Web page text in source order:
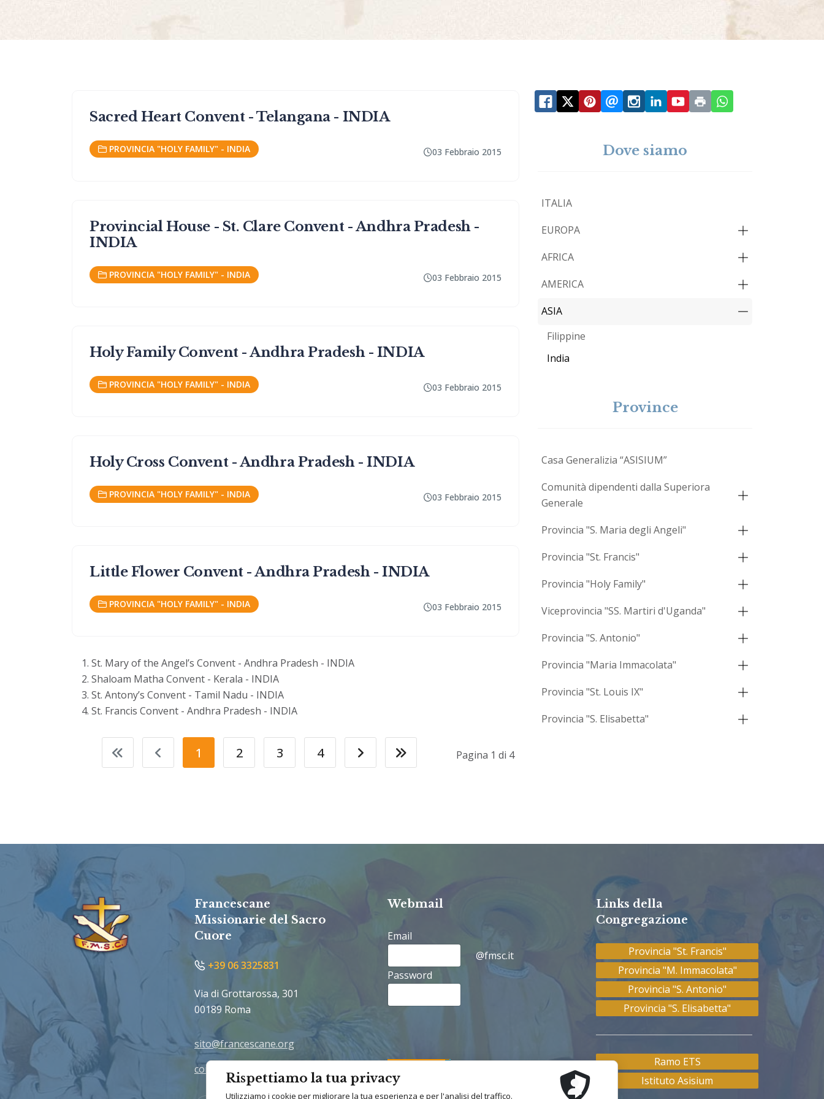
Rispettiamo la tua privacy
Utilizziamo i cookie per migliorare la tua esperienza e per l'analisi del traffico.
Sacred Heart Convent - Telangana - INDIA
PROVINCIA "HOLY FAMILY" - INDIA 03 Febbraio 2015
Provincial House - St. Clare Convent - Andhra Pradesh -
INDIA
PROVINCIA "HOLY FAMILY" - INDIA 03 Febbraio 2015
Holy Family Convent - Andhra Pradesh - INDIA
PROVINCIA "HOLY FAMILY" - INDIA 03 Febbraio 2015
Holy Cross Convent - Andhra Pradesh - INDIA
PROVINCIA "HOLY FAMILY" - INDIA 03 Febbraio 2015
Little Flower Convent - Andhra Pradesh - INDIA
PROVINCIA "HOLY FAMILY" - INDIA 03 Febbraio 2015
St. Mary of the Angel’s Convent - Andhra Pradesh - INDIA
Shaloam Matha Convent - Kerala - INDIA
St. Antony’s Convent - Tamil Nadu - INDIA
St. Francis Convent - Andhra Pradesh - INDIA
Pagina 1 di 4
1 2 3 4
Dove siamo
ITALIA
EUROPA
AFRICA
AMERICA
ASIA
Filippine
India
Province
Casa Generalizia “ASISIUM”
Comunità dipendenti dalla Superiora
Generale
Provincia "S. Maria degli Angeli"
Provincia "St. Francis"
Provincia "Holy Family"
Viceprovincia "SS. Martiri d'Uganda"
Provincia "S. Antonio"
Provincia "Maria Immacolata"
Provincia "St. Louis IX"
Provincia "S. Elisabetta"
Francescane
Missionarie del Sacro
Cuore
+39 06 3325831
Via di Grottarossa, 301
00189 Roma
sito@francescane.org
comunicazione@francescane.org
Webmail
Email
@fmsc.it
Password
Links della
Congregazione
Provincia "St. Francis"
Provincia "M. Immacolata"
Provincia "S. Antonio"
Provincia "S. Elisabetta"
Ramo ETS
Istituto Asisium